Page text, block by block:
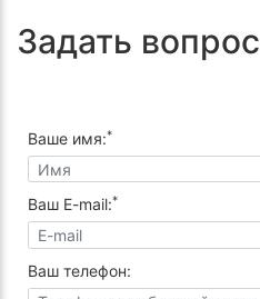
Задать вопрос
Ваше имя:*
Ваш E-mail:*
Ваш телефон: